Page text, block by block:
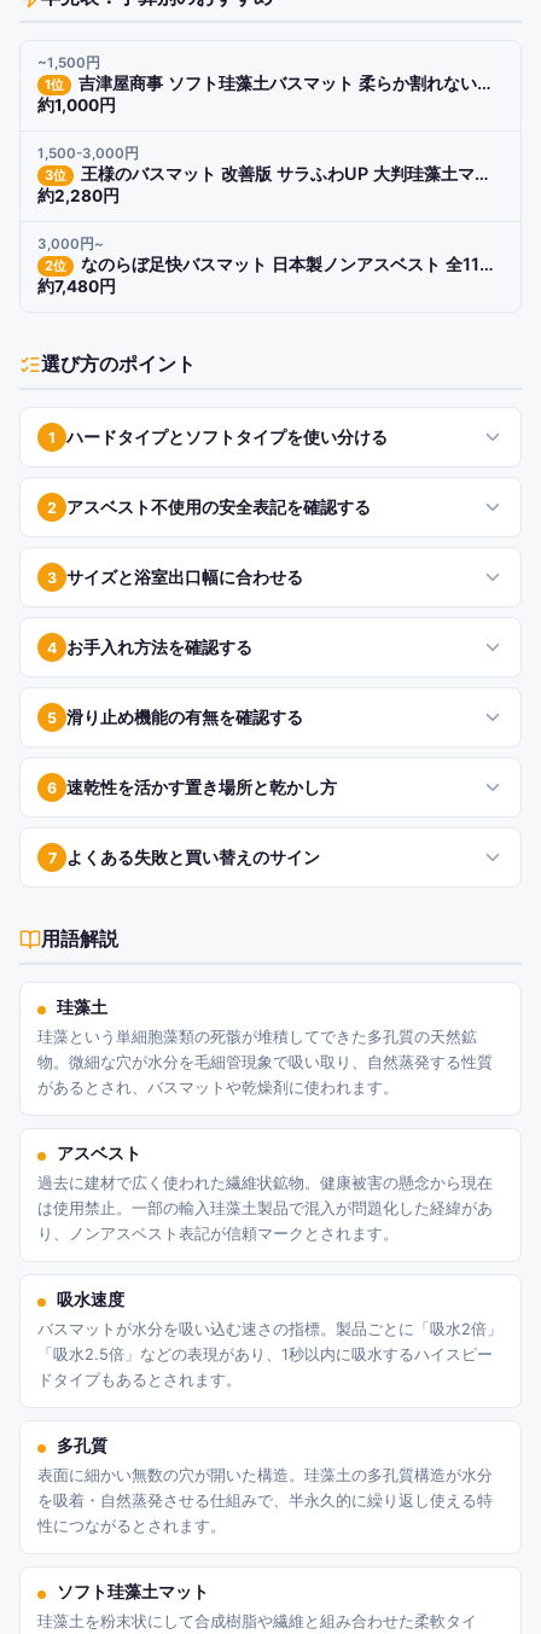
~1,500円
1位 吉津屋商事 ソフト珪藻土バスマット 柔らか割れない速乾洗えるノンアスベスト
約1,000円
1,500-3,000円
3位 王様のバスマット 改善版 サラふわUP 大判珪藻土マット 吸水2倍
約2,280円
3,000円~
2位 なのらぼ足快バスマット 日本製ノンアスベスト 全11種類セット展開
約7,480円
選び方のポイント
1 ハードタイプとソフトタイプを使い分ける
2 アスベスト不使用の安全表記を確認する
3 サイズと浴室出口幅に合わせる
4 お手入れ方法を確認する
5 滑り止め機能の有無を確認する
6 速乾性を活かす置き場所と乾かし方
7 よくある失敗と買い替えのサイン
用語解説
珪藻土
珪藻という単細胞藻類の死骸が堆積してできた多孔質の天然鉱
物。微細な穴が水分を毛細管現象で吸い取り、自然蒸発する性質
があるとされ、バスマットや乾燥剤に使われます。
アスベスト
過去に建材で広く使われた繊維状鉱物。健康被害の懸念から現在
は使用禁止。一部の輸入珪藻土製品で混入が問題化した経緯があ
り、ノンアスベスト表記が信頼マークとされます。
吸水速度
バスマットが水分を吸い込む速さの指標。製品ごとに「吸水2倍」
「吸水2.5倍」などの表現があり、1秒以内に吸水するハイスピー
ドタイプもあるとされます。
多孔質
表面に細かい無数の穴が開いた構造。珪藻土の多孔質構造が水分
を吸着・自然蒸発させる仕組みで、半永久的に繰り返し使える特
性につながるとされます。
ソフト珪藻土マット
珪藻土を粉末状にして合成樹脂や繊維と組み合わせた柔軟タイ